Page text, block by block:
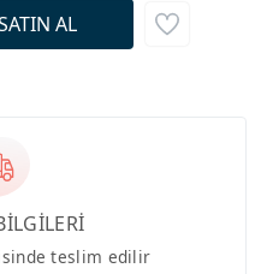
teslim edilir